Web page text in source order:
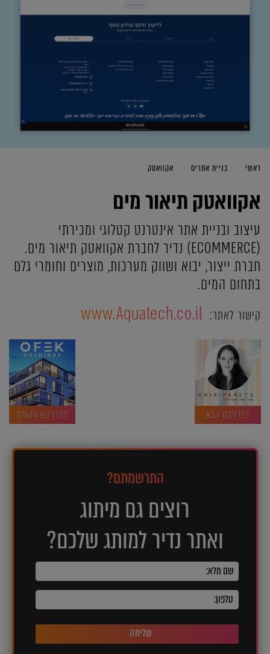
ראשי בניית אתרים אקוואטק
אקוואטק תיאור מים
עיצוב ובניית אתר אינטרנט קטלוגי ומכירתי
(ECOMMERCE) נדיר לחברת אקוואטק תיאור מים.
חברת ייצור, יבוא ושווק מערכות, מוצרים וחומרי גלם
בתחום המים.
קישור לאתר: www.Aquatech.co.il
לפרויקט הבא לפרויקט הקודם
התרשמתם?
רוצים גם מיתוג
ואתר נדיר למותג שלכם?
שליחה